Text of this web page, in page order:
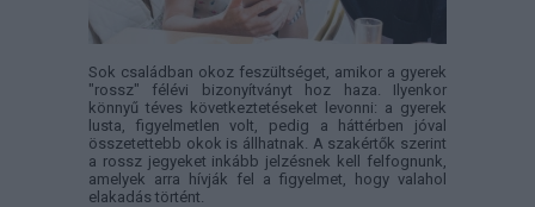
Sok családban okoz feszültséget, amikor a gyerek
"rossz" félévi bizonyítványt hoz haza. Ilyenkor
könnyű téves következtetéseket levonni: a gyerek
lusta, figyelmetlen volt, pedig a háttérben jóval
összetettebb okok is állhatnak. A szakértők szerint
a rossz jegyeket inkább jelzésnek kell felfognunk,
amelyek arra hívják fel a figyelmet, hogy valahol
elakadás történt.